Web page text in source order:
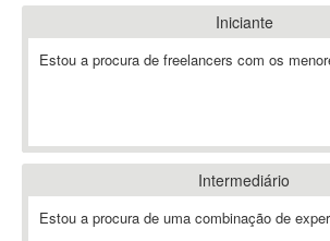
A-GPS
A2Billing
AAUS Scientific Diver
Abaqus
ABIS
Iniciante
Estou a procura de freelancers com os
Intermediário
Estou a procura de uma combinação de